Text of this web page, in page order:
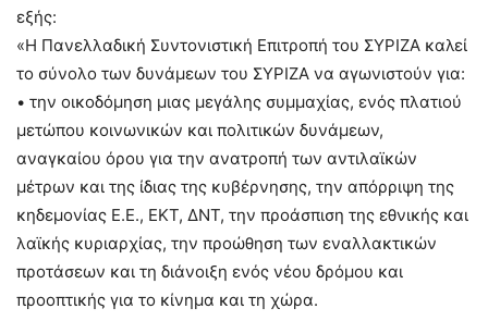
εξής:
«Η Πανελλαδική Συντονιστική Επιτροπή του ΣΥΡΙΖΑ καλεί
το σύνολο των δυνάμεων του ΣΥΡΙΖΑ να αγωνιστούν για:
• την οικοδόμηση μιας μεγάλης συμμαχίας, ενός πλατιού
μετώπου κοινωνικών και πολιτικών δυνάμεων,
αναγκαίου όρου για την ανατροπή των αντιλαϊκών
μέτρων και της ίδιας της κυβέρνησης, την απόρριψη της
κηδεμονίας Ε.Ε., ΕΚΤ, ΔΝΤ, την προάσπιση της εθνικής και
λαϊκής κυριαρχίας, την προώθηση των εναλλακτικών
προτάσεων και τη διάνοιξη ενός νέου δρόμου και
προοπτικής για το κίνημα και τη χώρα.